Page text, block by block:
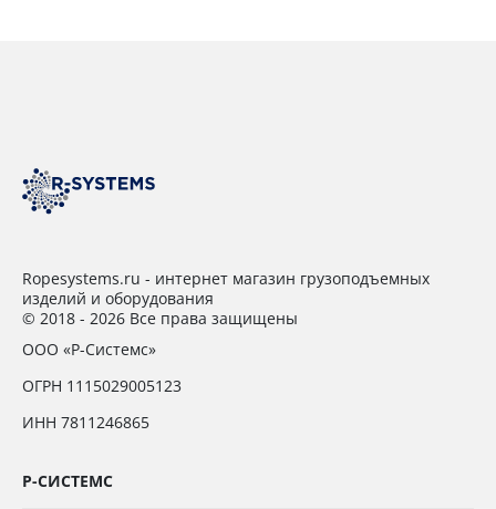
Ropesystems.ru - интернет магазин грузоподъемных
изделий и оборудования
© 2018 - 2026 Все права защищены
ООО «Р-Системс»
ОГРН 1115029005123
ИНН 7811246865
Р-СИСТЕМС